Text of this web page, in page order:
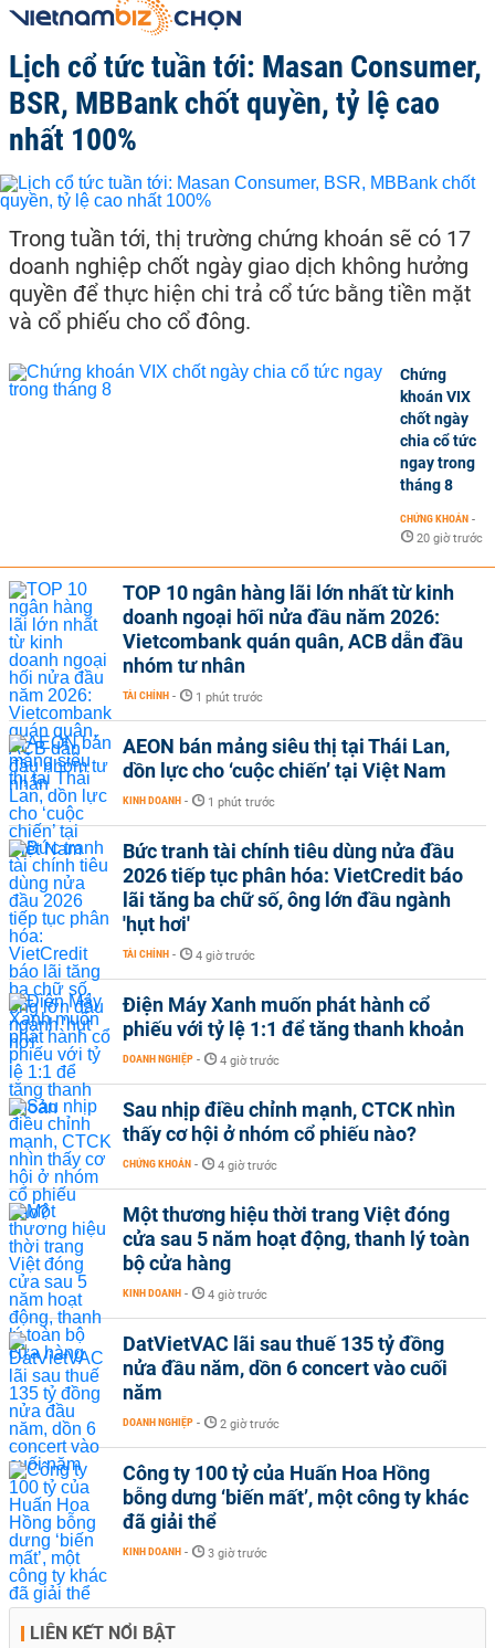
Lịch cổ tức tuần tới: Masan Consumer,
BSR, MBBank chốt quyền, tỷ lệ cao
nhất 100%
Trong tuần tới, thị trường chứng khoán sẽ có 17
doanh nghiệp chốt ngày giao dịch không hưởng
quyền để thực hiện chi trả cổ tức bằng tiền mặt
và cổ phiếu cho cổ đông.
Chứng
khoán VIX
chốt ngày
chia cổ tức
ngay trong
tháng 8
CHỨNG KHOÁN -
20 giờ trước
TOP 10 ngân hàng lãi lớn nhất từ kinh
doanh ngoại hối nửa đầu năm 2026:
Vietcombank quán quân, ACB dẫn đầu
nhóm tư nhân
TÀI CHÍNH - 1 phút trước
AEON bán mảng siêu thị tại Thái Lan,
dồn lực cho ‘cuộc chiến’ tại Việt Nam
KINH DOANH - 1 phút trước
Bức tranh tài chính tiêu dùng nửa đầu
2026 tiếp tục phân hóa: VietCredit báo
lãi tăng ba chữ số, ông lớn đầu ngành
'hụt hơi'
TÀI CHÍNH - 4 giờ trước
Điện Máy Xanh muốn phát hành cổ
phiếu với tỷ lệ 1:1 để tăng thanh khoản
DOANH NGHIỆP - 4 giờ trước
Sau nhịp điều chỉnh mạnh, CTCK nhìn
thấy cơ hội ở nhóm cổ phiếu nào?
CHỨNG KHOÁN - 4 giờ trước
Một thương hiệu thời trang Việt đóng
cửa sau 5 năm hoạt động, thanh lý toàn
bộ cửa hàng
KINH DOANH - 4 giờ trước
DatVietVAC lãi sau thuế 135 tỷ đồng
nửa đầu năm, dồn 6 concert vào cuối
năm
DOANH NGHIỆP - 2 giờ trước
Công ty 100 tỷ của Huấn Hoa Hồng
bỗng dưng ‘biến mất’, một công ty khác
đã giải thể
KINH DOANH - 3 giờ trước
LIÊN KẾT NỔI BẬT